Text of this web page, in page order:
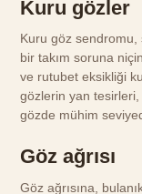
Kuru gözler
Kuru göz sendromu,
bir takım soruna
ve rutubet eksikliği
gözlerin yan
gözde mühim
Göz ağrısı
Göz ağrısına,